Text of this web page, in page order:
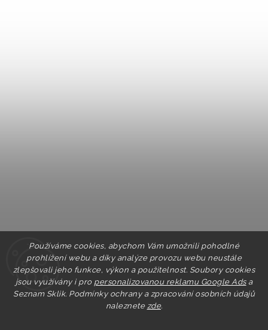
Používáme cookies, abychom Vám umožnili pohodlné
prohlížení webu a díky analýze provozu webu neustále
zlepšovali jeho funkce, výkon a použitelnost. Soubory cookies
jsou využívány i pro personalizovanou reklamu Google Adsa
Seznam Sklik. Podmínky ochrany a zpracování osobních údajů
naleznete zde.